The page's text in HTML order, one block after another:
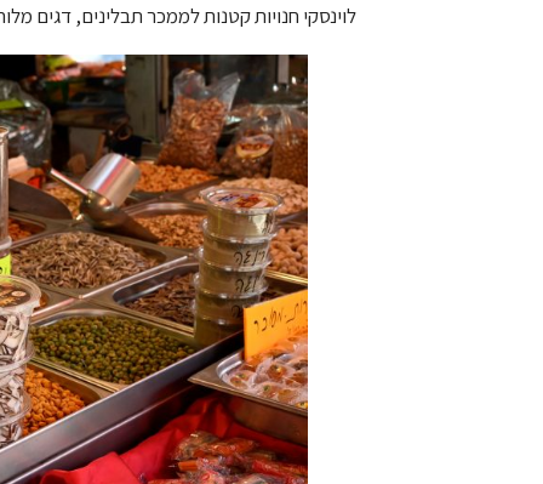
לוינסקי חנויות קטנות לממכר תבלינים, דגים